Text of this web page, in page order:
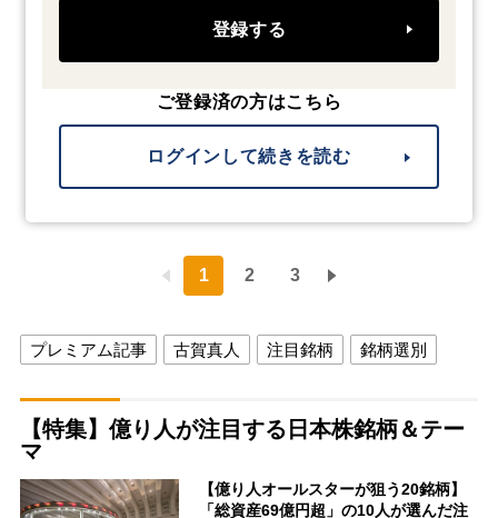
登録する
ご登録済の方はこちら
ログインして続きを読む
1 2 3
プレミアム記事 古賀真人 注目銘柄 銘柄選別
【特集】億り人が注目する日本株銘柄＆テー
マ
【億り人オールスターが狙う20銘柄】
「総資産69億円超」の10人が選んだ注